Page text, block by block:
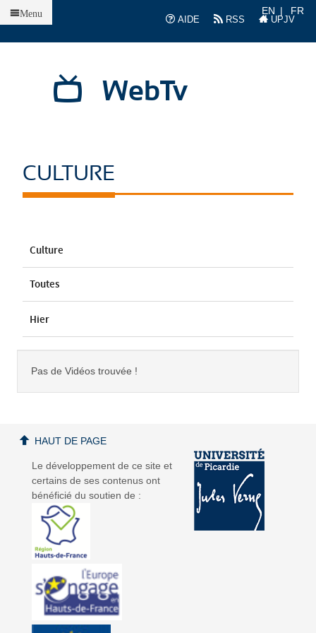
AIDE
RSS UPJV
EN FR
WebTv
Menu
CULTURE
Culture
Toutes
Hier
Pas de Vidéos trouvée !
Le développement de ce site et
certains de ses contenus ont
bénéficié du soutien de :
HAUT DE PAGE